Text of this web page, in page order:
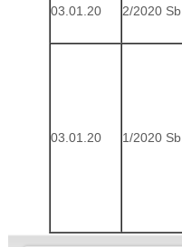
03.01.20 2/2020 Sb.
03.01.20 1/2020 Sb.